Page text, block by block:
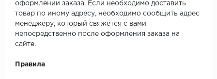
оформлении заказа. Если необходимо доставить
товар по иному адресу, необходимо сообщить адрес
менеджеру, который свяжется с вами
непосредственно после оформления заказа на
сайте.
Правила